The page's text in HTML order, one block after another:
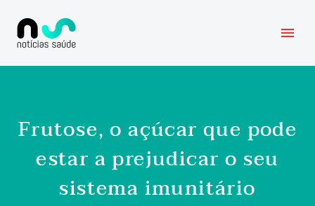
Frutose, o açúcar que pode
estar a prejudicar o seu
sistema imunitário